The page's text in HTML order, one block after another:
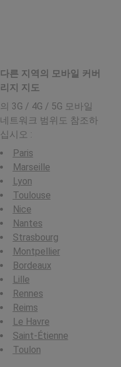
다른 지역의 모바일 커버
리지 지도
의 3G / 4G / 5G 모바일
네트워크 범위도 참조하
십시오 :
Paris
Marseille
Lyon
Toulouse
Nice
Nantes
Strasbourg
Montpellier
Bordeaux
Lille
Rennes
Reims
Le Havre
Saint-Étienne
Toulon